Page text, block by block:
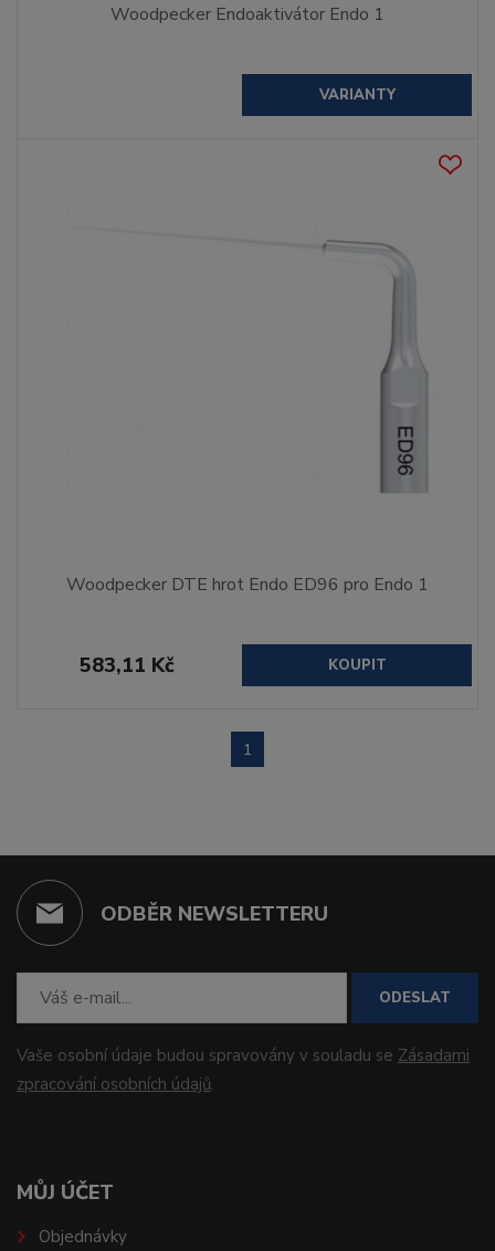
Woodpecker Endoaktivátor Endo 1
VARIANTY
Woodpecker DTE hrot Endo ED96 pro Endo 1
583,11 Kč KOUPIT
1
ODBĚR NEWSLETTERU
ODESLAT
Vaše osobní údaje budou spravovány v souladu se Zásadami
zpracování osobních údajů.
MŮJ ÚČET
Objednávky